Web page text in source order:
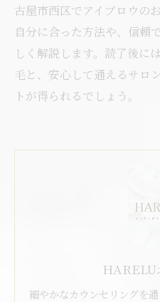
古屋市西区でアイブロウの
自分に合った方法や、信頼
しく解説します。読了後に
毛と、安心して通えるサロ
トが得られるでしょう。
HARELU
細やかなカウンセリングを